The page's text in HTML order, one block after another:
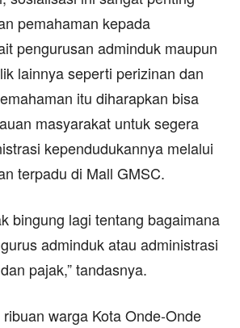
pemahaman kepada
pengurusan adminduk maupun
lainnya seperti perizinan dan
itu diharapkan bisa
masyarakat untuk segera
kependudukannya melalui
terpadu di Mall GMSC.
bingung lagi tentang bagaimana
adminduk atau administrasi
pajak,” tandasnya.
warga Kota Onde-Onde